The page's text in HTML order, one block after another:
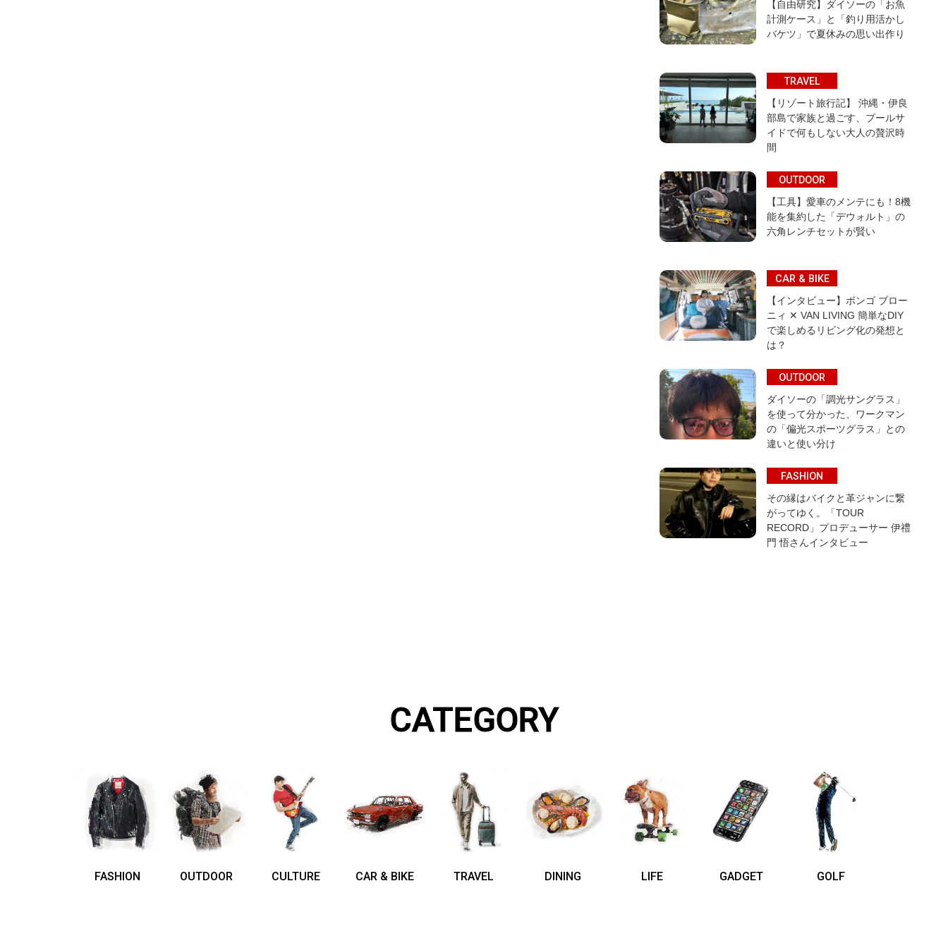
【自由研究】ダイソーの「お魚
計測ケース」と「釣り用活かし
バケツ」で夏休みの思い出作り
TRAVEL
【リゾート旅行記】 沖縄・伊良
部島で家族と過ごす、プールサ
イドで何もしない大人の贅沢時
間
OUTDOOR
【工具】愛車のメンテにも！8機
能を集約した「デウォルト」の
六角レンチセットが賢い
CAR & BIKE
【インタビュー】ボンゴ ブロー
ニィ ✕ VAN LIVING 簡単なDIY
で楽しめるリビング化の発想と
は？
OUTDOOR
ダイソーの「調光サングラス」
を使って分かった、ワークマン
の「偏光スポーツグラス」との
違いと使い分け
FASHION
その縁はバイクと革ジャンに繋
がってゆく。「TOUR
RECORD」プロデューサー 伊禮
門 悟さんインタビュー
CATEGORY
FASHION OUTDOOR CULTURE CAR & BIKE TRAVEL DINING LIFE GADGET GOLF